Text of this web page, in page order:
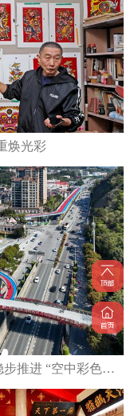
焕光彩
泉州中心市区坪山路北段快捷化改造稳步推进 “空中彩色廊道”成新晋打卡地